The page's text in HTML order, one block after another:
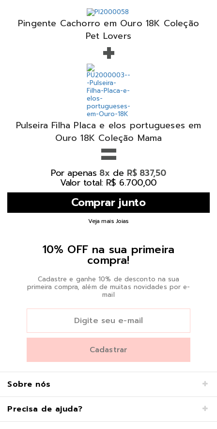
Pingente Cachorro em Ouro 18K Coleção
Pet Lovers
+
Pulseira Filha Placa e elos portugueses em
Ouro 18K Coleção Mama
=
Por apenas 8x de R$ 837,50
Valor total: R$ 6.700,00
Veja mais Joias
10% OFF na sua primeira
compra!
Cadastre e ganhe 10% de desconto na sua
primeira compra, além de muitas novidades por e-
mail
Sobre nós
Precisa de ajuda?